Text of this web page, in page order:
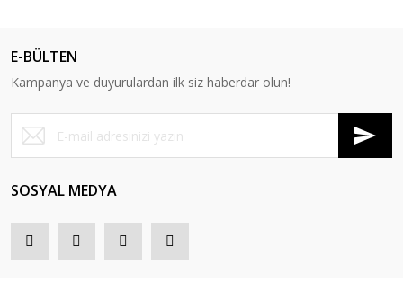
E-BÜLTEN
Kampanya ve duyurulardan ilk siz haberdar olun!
SOSYAL MEDYA